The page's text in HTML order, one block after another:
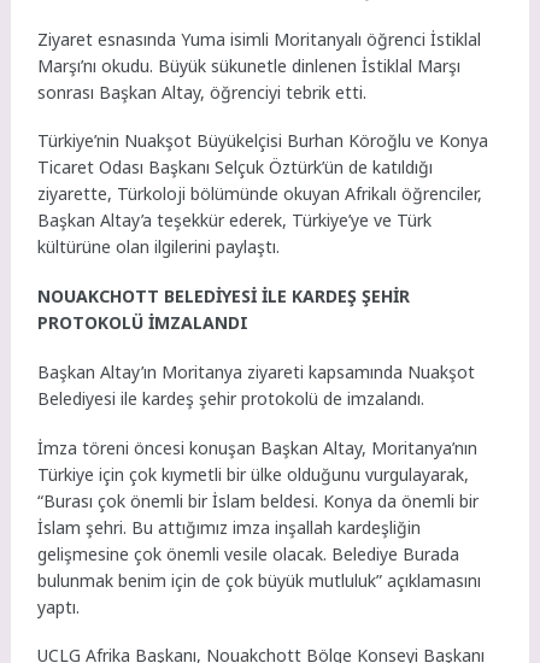
Ziyaret esnasında Yuma isimli Moritanyalı öğrenci İstiklal
Marşı’nı okudu. Büyük sükunetle dinlenen İstiklal Marşı
sonrası Başkan Altay, öğrenciyi tebrik etti.
Türkiye’nin Nuakşot Büyükelçisi Burhan Köroğlu ve Konya
Ticaret Odası Başkanı Selçuk Öztürk’ün de katıldığı
ziyarette, Türkoloji bölümünde okuyan Afrikalı öğrenciler,
Başkan Altay’a teşekkür ederek, Türkiye’ye ve Türk
kültürüne olan ilgilerini paylaştı.
NOUAKCHOTT BELEDİYESİ İLE KARDEŞ ŞEHİR
PROTOKOLÜ İMZALANDI
Başkan Altay’ın Moritanya ziyareti kapsamında Nuakşot
Belediyesi ile kardeş şehir protokolü de imzalandı.
İmza töreni öncesi konuşan Başkan Altay, Moritanya’nın
Türkiye için çok kıymetli bir ülke olduğunu vurgulayarak,
“Burası çok önemli bir İslam beldesi. Konya da önemli bir
İslam şehri. Bu attığımız imza inşallah kardeşliğin
gelişmesine çok önemli vesile olacak. Belediye Burada
bulunmak benim için de çok büyük mutluluk” açıklamasını
yaptı.
UCLG Afrika Başkanı, Nouakchott Bölge Konseyi Başkanı